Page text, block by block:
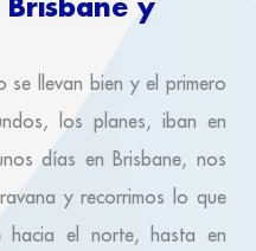
se llevan bien y el primero
los planes, iban en
días en Brisbane, nos
y recorrimos lo que
hacia el norte, hasta en